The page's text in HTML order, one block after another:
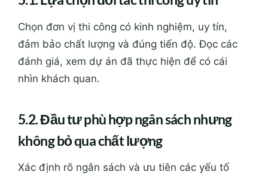
Chọn đơn vị thi công có kinh nghiệm, uy tín,
đảm bảo chất lượng và đúng tiến độ. Đọc các
đánh giá, xem dự án đã thực hiện để có cái
nhìn khách quan.
5.2. Đầu tư phù hợp ngân sách nhưng
không bỏ qua chất lượng
Xác định rõ ngân sách và ưu tiên các yếu tố